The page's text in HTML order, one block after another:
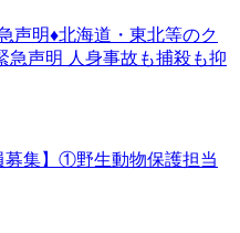
声明♦️北海道・東北等のク
急声明 人身事故も捕殺も抑
募集】①野生動物保護担当